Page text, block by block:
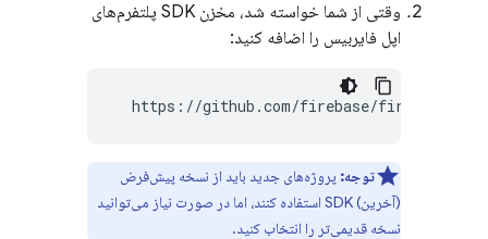
وقتی از شما خواسته شد، مخزن SDK پلتفرم‌های
اپل فایربیس را اضافه کنید:
https://github.com/firebase/firebase-
توجه: پروژه‌های جدید باید از نسخه پیش‌فرض
(آخرین) SDK استفاده کنند، اما در صورت نیاز می‌توانید
نسخه قدیمی‌تر را انتخاب کنید.